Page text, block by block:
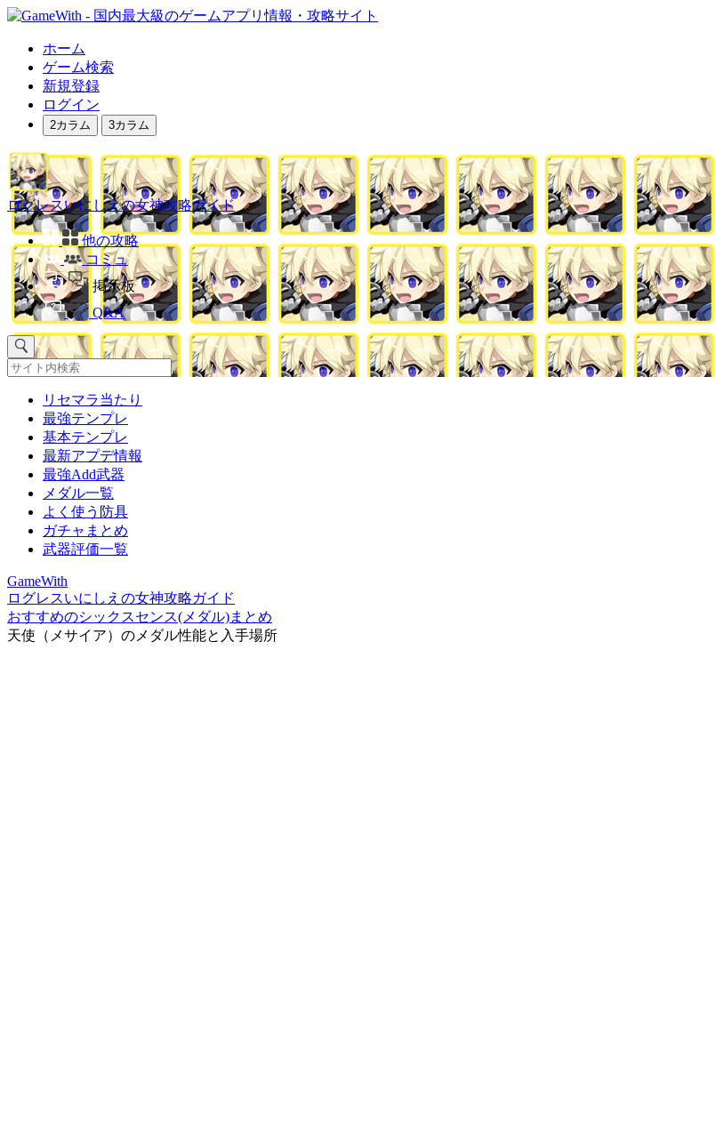
ホーム
ゲーム検索
新規登録
ログイン
2カラム 3カラム
ログレスいにしえの女神攻略ガイド
他の攻略
コミュ
掲示板
Q&A
リセマラ当たり
最強テンプレ
基本テンプレ
最新アプデ情報
最強Add武器
メダル一覧
よく使う防具
ガチャまとめ
武器評価一覧
GameWith
ログレスいにしえの女神攻略ガイド
おすすめのシックスセンス(メダル)まとめ
天使（メサイア）のメダル性能と入手場所